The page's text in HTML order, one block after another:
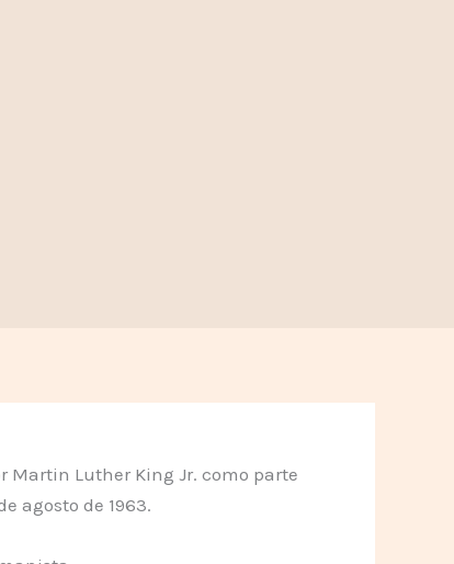
Martin Luther King Jr. como parte
agosto de 1963.